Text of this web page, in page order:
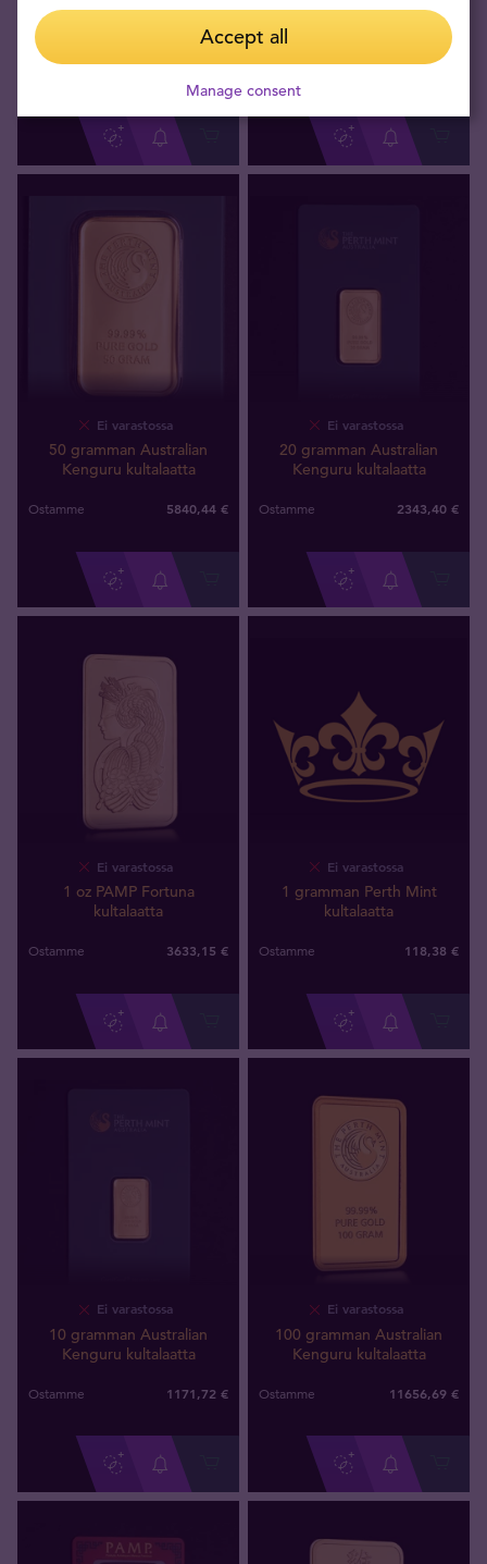
5 gramman Australian
Ostamme 585,84 €
50 g PAMP Fortuna
Ostamme 5840,44
Ei varastossa
50 gramman Australian
Kenguru kultalaatta
Ostamme 5840,44 €
Ei varastossa
20 gramman Australian
Kenguru kultalaatta
Ostamme 2343,40 €
Ei varastossa
1 oz PAMP Fortuna
kultalaatta
Ostamme 3633,15 €
Ei varastossa
1 gramman Perth Mint
kultalaatta
Ostamme 118,38 €
Ei varastossa
10 gramman Australian
Kenguru kultalaatta
Ostamme 1171,72 €
Ei varastossa
100 gramman Australian
Kenguru kultalaatta
Ostamme 11656,69 €
Accept all
Manage consent